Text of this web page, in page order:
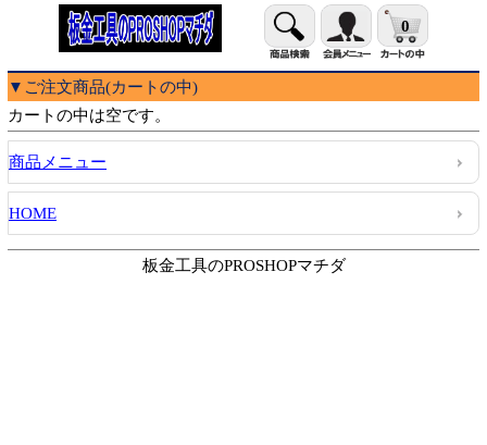
0
▼ご注文商品(カートの中)
カートの中は空です。
商品メニュー
HOME
板金工具のPROSHOPマチダ